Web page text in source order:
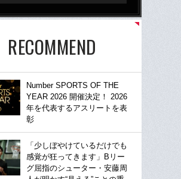
RECOMMEND
Number SPORTS OF THE
YEAR 2026 開催決定！ 2026
年を代表するアスリートを表
彰
「少しぼやけているだけでも
感覚が狂ってきます」Bリー
グ屈指のシューター・安藤周